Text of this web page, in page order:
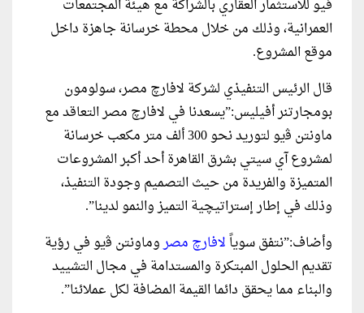
فيو للاستثمار العقاري بالشراكة مع هيئة المجتمعات
العمرانية، وذلك من خلال محطة خرسانة جاهزة داخل
موقع المشروع.
قال الرئيس التنفيذي لشركة لافارﭺ مصر، سولومون
بومجارتنر أفيليس:”يسعدنا في لافارﭺ مصر التعاقد مع
ماونتن ﭬيو لتوريد نحو 300 ألف متر مكعب خرسانة
لمشروع آي سيتي بشرق القاهرة أحد أكبر المشروعات
المتميزة والفريدة من حيث التصميم وجودة التنفيذ،
وذلك في إطار إستراتيچية التميز والنمو لدينا”.
وأضاف:”نتفق سوياًلافارﭺ مصروماونتن ﭬيو في رؤية
تقديم الحلول المبتكرة والمستدامة في مجال التشييد
والبناء مما يحقق دائما القيمة المضافة لكل عملائنا”.